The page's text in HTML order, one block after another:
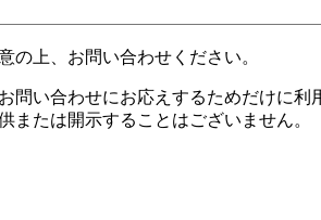
の上、お問い合わせください。
問い合わせにお応えするためだけに
または開示することはございません。